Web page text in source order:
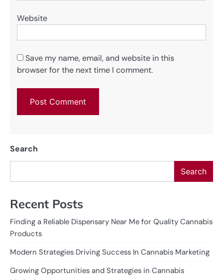
Website
Save my name, email, and website in this
browser for the next time I comment.
Search
Search
Recent Posts
Finding a Reliable Dispensary Near Me for Quality Cannabis
Products
Modern Strategies Driving Success In Cannabis Marketing
Growing Opportunities and Strategies in Cannabis